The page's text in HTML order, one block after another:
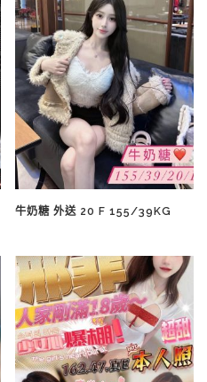
牛奶糖 外送 20 F 155/39KG